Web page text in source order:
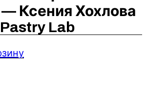
Ксения Хохлова
Lab